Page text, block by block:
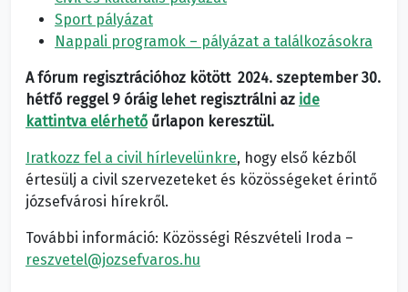
Sport pályázat
Nappali programok – pályázat a találkozásokra
A fórum regisztrációhoz kötött 2024. szeptember 30.
hétfő reggel 9 óráig lehet regisztrálni az ide
kattintva elérhető űrlapon keresztül.
Iratkozz fel a civil hírlevelünkre, hogy első kézből
értesülj a civil szervezeteket és közösségeket érintő
józsefvárosi hírekről.
További információ: Közösségi Részvételi Iroda –
reszvetel@jozsefvaros.hu